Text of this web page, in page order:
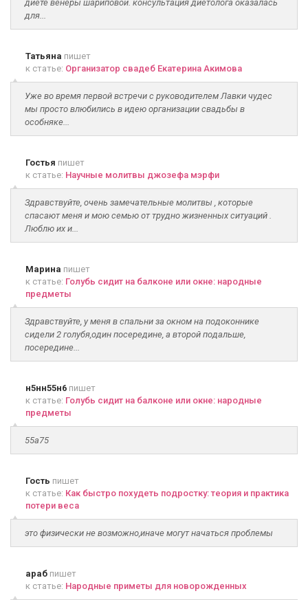
диете венеры шариповой. консультация диетолога оказалась
для...
Татьяна пишет
к статье: Организатор свадеб Екатерина Акимова
Уже во время первой встречи с руководителем Лавки чудес
мы просто влюбились в идею организации свадьбы в
особняке...
Гостья пишет
к статье: Научные молитвы джозефа мэрфи
Здравствуйте, очень замечательные молитвы , которые
спасают меня и мою семью от трудно жизненных ситуаций .
Люблю их и...
Марина пишет
к статье: Голубь сидит на балконе или окне: народные
предметы
Здравствуйте, у меня в спальни за окном на подоконнике
сидели 2 голубя,один посередине, а второй подальше,
посередине...
н5нн55н6 пишет
к статье: Голубь сидит на балконе или окне: народные
предметы
55а75
Гость пишет
к статье: Как быстро похудеть подростку: теория и практика
потери веса
это физически не возможно,иначе могут начаться проблемы
араб пишет
к статье: Народные приметы для новорожденных